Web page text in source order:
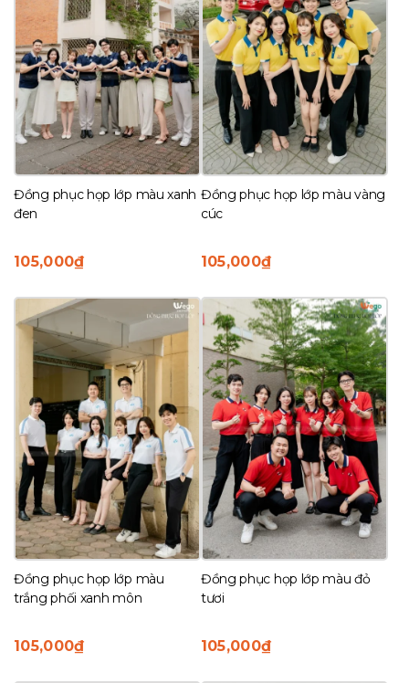
nhất
Đồng phục họp lớp màu xanh
đen
105,000₫
Đồng phục họp lớp màu vàng
cúc
105,000₫
Đồng phục họp lớp màu
trắng phối xanh môn
105,000₫
Đồng phục họp lớp màu đỏ
tươi
105,000₫